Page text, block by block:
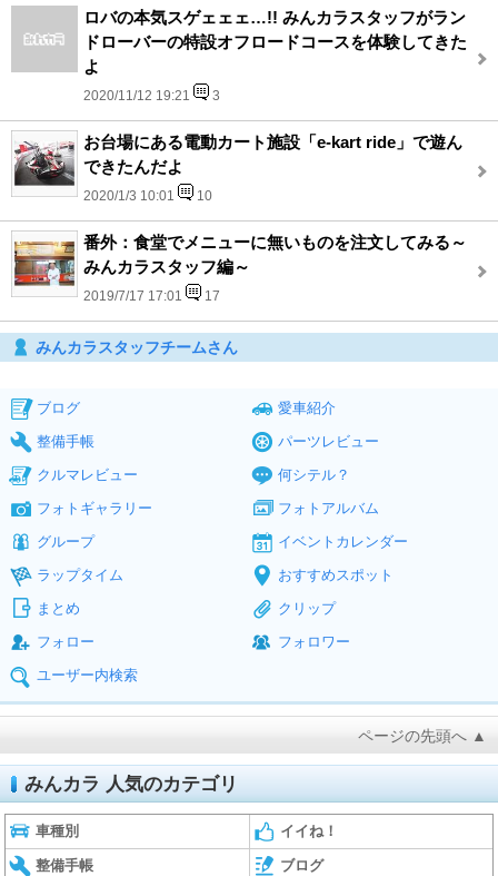
ロバの本気スゲェェェ…!! みんカラスタッフがラン
ドローバーの特設オフロードコースを体験してきた
よ
2020/11/12 19:21 3
お台場にある電動カート施設「e-kart ride」で遊ん
できたんだよ
2020/1/3 10:01 10
番外：食堂でメニューに無いものを注文してみる～
みんカラスタッフ編～
2019/7/17 17:01 17
みんカラスタッフチームさん
ブログ
愛車紹介
整備手帳
パーツレビュー
クルマレビュー
何シテル？
フォトギャラリー
フォトアルバム
グループ
イベントカレンダー
ラップタイム
おすすめスポット
まとめ
クリップ
フォロー
フォロワー
ユーザー内検索
ページの先頭へ ▲
みんカラ 人気のカテゴリ
車種別 イイね！
整備手帳 ブログ